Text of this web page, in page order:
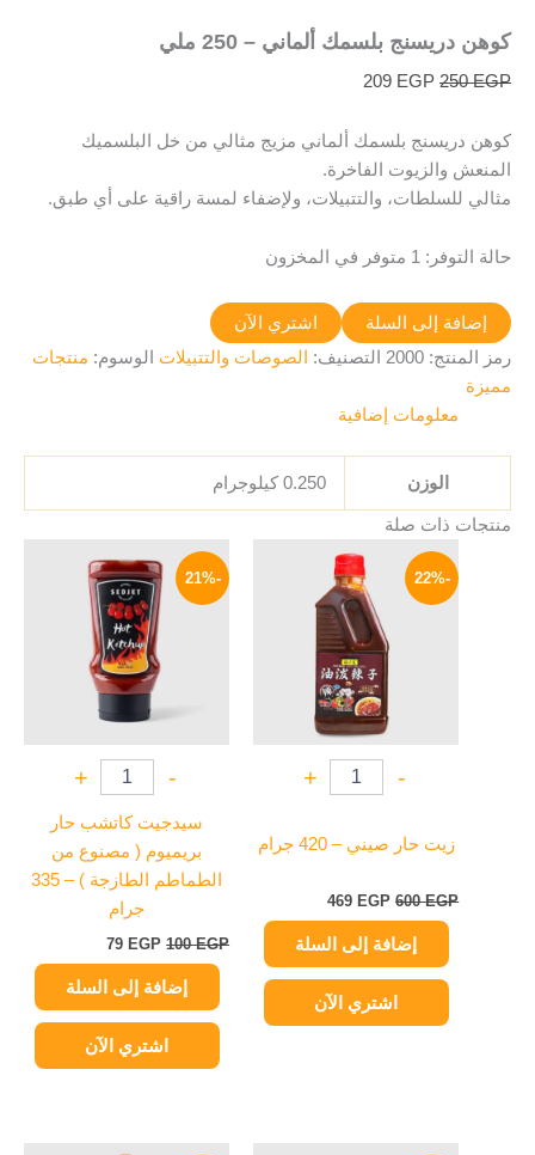
كوهن دريسنج بلسمك ألماني – 250 ملي
250EGP
209 EGP
كوهن دريسنج بلسمك ألماني مزيج مثالي من خل البلسميك
المنعش والزيوت الفاخرة.
مثالي للسلطات، والتتبيلات، ولإضفاء لمسة راقية على أي طبق.
حالة التوفر: 1 متوفر في المخزون
إضافة إلى السلة
اشتري الآن
رمز المنتج: 2000 التصنيف: الصوصات والتتبيلات الوسوم: منتجات
مميزة
معلومات إضافية
الوزن 0.250 كيلوجرام
منتجات ذات صلة
-22%
-
+
زيت حار صيني – 420 جرام
600EGP
الأصلي
600 EGP.
469 EGP
هو:
469 EGP.
إضافة إلى السلة
اشتري الآن
-21%
-
+
سيدجيت كاتشب حار
بريميوم ( مصنوع من
الطماطم الطازجة ) – 335
جرام
100EGP
الأصلي
هو:
100 EGP.
79 EGP
الحالي
هو:
79 EGP.
إضافة إلى السلة
اشتري الآن